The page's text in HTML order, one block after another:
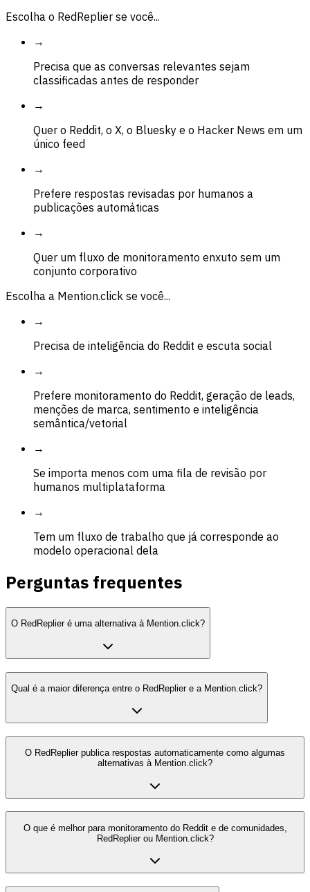
Escolha o RedReplier se você...
→
Precisa que as conversas relevantes sejam
classificadas antes de responder
→
Quer o Reddit, o X, o Bluesky e o Hacker News em um
único feed
→
Prefere respostas revisadas por humanos a
publicações automáticas
→
Quer um fluxo de monitoramento enxuto sem um
conjunto corporativo
Escolha a Mention.click se você...
→
Precisa de inteligência do Reddit e escuta social
→
Prefere monitoramento do Reddit, geração de leads,
menções de marca, sentimento e inteligência
semântica/vetorial
→
Se importa menos com uma fila de revisão por
humanos multiplataforma
→
Tem um fluxo de trabalho que já corresponde ao
modelo operacional dela
Perguntas frequentes
O RedReplier é uma alternativa à Mention.click?
Qual é a maior diferença entre o RedReplier e a Mention.click?
O RedReplier publica respostas automaticamente como algumas
alternativas à Mention.click?
O que é melhor para monitoramento do Reddit e de comunidades,
RedReplier ou Mention.click?